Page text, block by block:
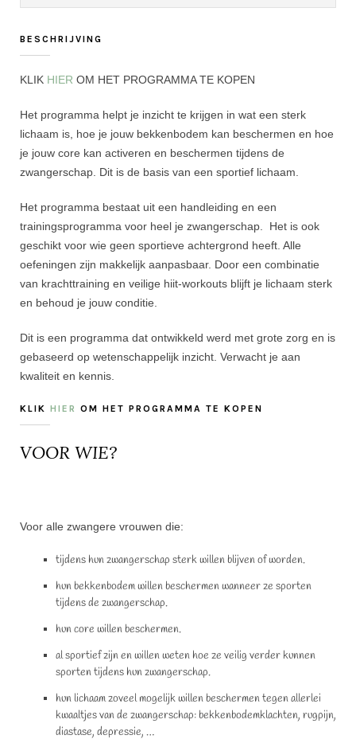
BESCHRIJVING
KLIK HIER OM HET PROGRAMMA TE KOPEN
Het programma helpt je inzicht te krijgen in wat een sterk
lichaam is, hoe je jouw bekkenbodem kan beschermen en hoe
je jouw core kan activeren en beschermen tijdens de
zwangerschap. Dit is de basis van een sportief lichaam.
Het programma bestaat uit een handleiding en een
trainingsprogramma voor heel je zwangerschap. Het is ook
geschikt voor wie geen sportieve achtergrond heeft. Alle
oefeningen zijn makkelijk aanpasbaar. Door een combinatie
van krachttraining en veilige hiit-workouts blijft je lichaam sterk
en behoud je jouw conditie.
Dit is een programma dat ontwikkeld werd met grote zorg en is
gebaseerd op wetenschappelijk inzicht. Verwacht je aan
kwaliteit en kennis.
KLIK HIER OM HET PROGRAMMA TE KOPEN
VOOR WIE?
Voor alle zwangere vrouwen die:
tijdens hun zwangerschap sterk willen blijven of worden.
hun bekkenbodem willen beschermen wanneer ze sporten
tijdens de zwangerschap.
hun core willen beschermen.
al sportief zijn en willen weten hoe ze veilig verder kunnen
sporten tijdens hun zwangerschap.
hun lichaam zoveel mogelijk willen beschermen tegen allerlei
kwaaltjes van de zwangerschap: bekkenbodemklachten, rugpijn,
diastase, depressie, …